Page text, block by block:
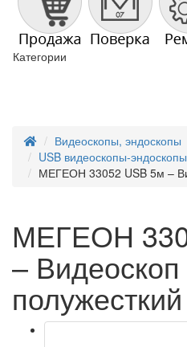
Категории
Видеоскопы, эндоскопы
USB видеоскопы-эндоскопы
МЕГЕОН 33052 USB 5м –
МЕГЕОН
– Видеоскоп
полужесткий